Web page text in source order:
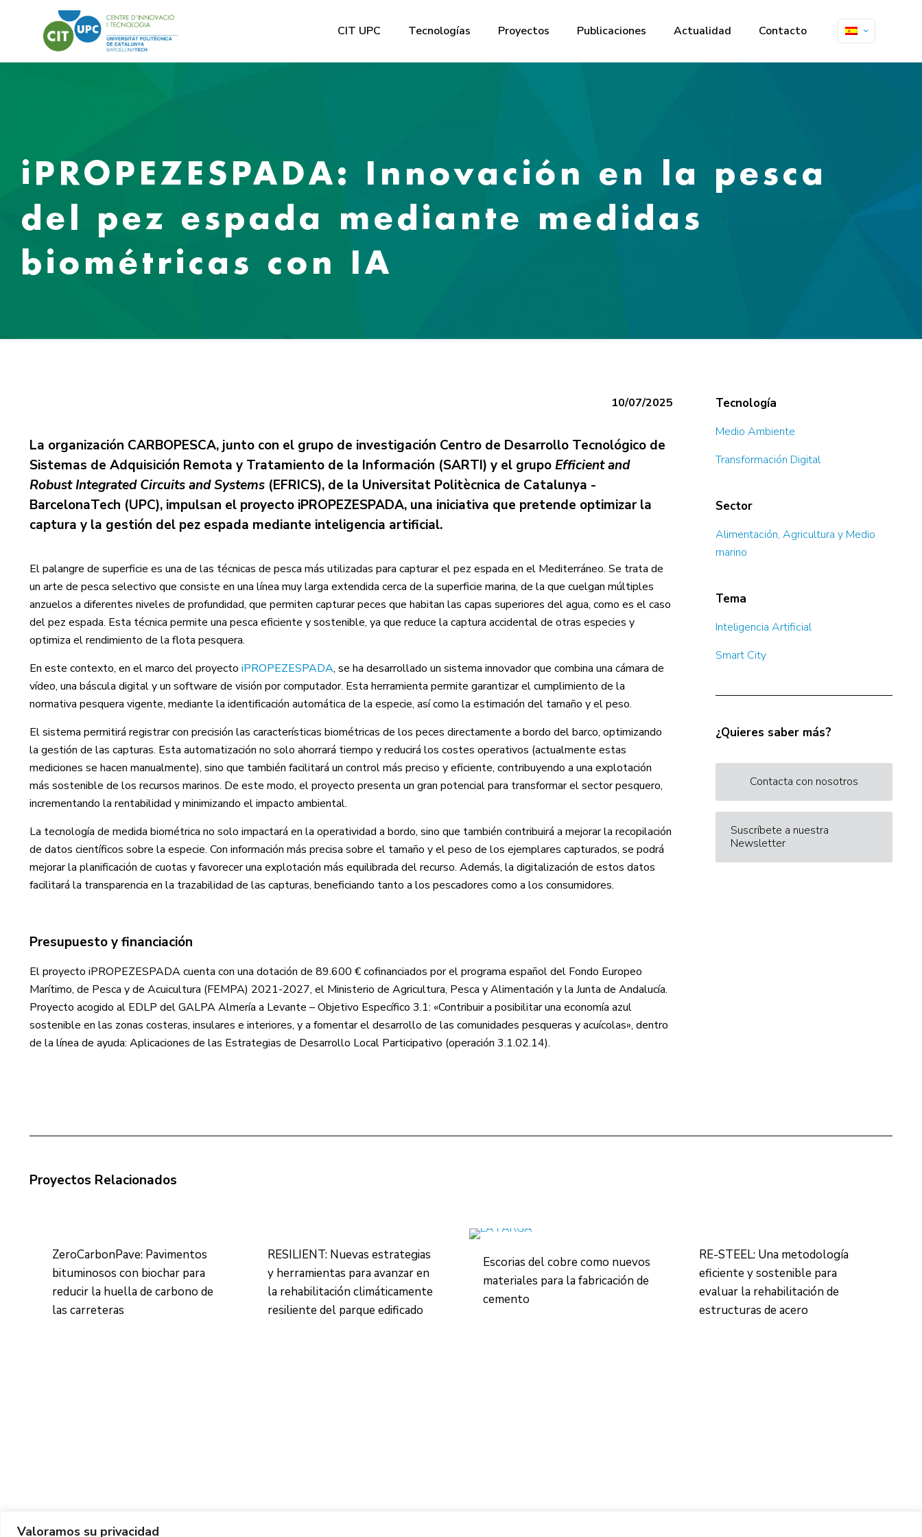
Valoramos su privacidad
CIT UPC Tecnologías Proyectos Publicaciones Actualidad Contacto
iPROPEZESPADA: Innovación en la pesca
del pez espada mediante medidas
biométricas con IA
10/07/2025
La organización CARBOPESCA, junto con el grupo de investigación Centro de Desarrollo Tecnológico de
Sistemas de Adquisición Remota y Tratamiento de la Información (SARTI) y el grupoEfficient and
Robust Integrated Circuits and Systems (EFRICS), de la Universitat Politècnica de Catalunya -
BarcelonaTech (UPC), impulsan el proyecto iPROPEZESPADA, una iniciativa que pretende optimizar la
captura y la gestión del pez espada mediante inteligencia artificial.
El palangre de superficie es una de las técnicas de pesca más utilizadas para capturar el pez espada en el Mediterráneo. Se trata de
un arte de pesca selectivo que consiste en una línea muy larga extendida cerca de la superficie marina, de la que cuelgan múltiples
anzuelos a diferentes niveles de profundidad, que permiten capturar peces que habitan las capas superiores del agua, como es el caso
del pez espada. Esta técnica permite una pesca eficiente y sostenible, ya que reduce la captura accidental de otras especies y
optimiza el rendimiento de la flota pesquera.
En este contexto, en el marco del proyecto iPROPEZESPADA, se ha desarrollado un sistema innovador que combina una cámara de
vídeo, una báscula digital y un software de visión por computador. Esta herramienta permite garantizar el cumplimiento de la
normativa pesquera vigente, mediante la identificación automática de la especie, así como la estimación del tamaño y el peso.
El sistema permitirá registrar con precisión las características biométricas de los peces directamente a bordo del barco, optimizando
la gestión de las capturas. Esta automatización no solo ahorrará tiempo y reducirá los costes operativos (actualmente estas
mediciones se hacen manualmente), sino que también facilitará un control más preciso y eficiente, contribuyendo a una explotación
más sostenible de los recursos marinos. De este modo, el proyecto presenta un gran potencial para transformar el sector pesquero,
incrementando la rentabilidad y minimizando el impacto ambiental.
La tecnología de medida biométrica no solo impactará en la operatividad a bordo, sino que también contribuirá a mejorar la recopilación
de datos científicos sobre la especie. Con información más precisa sobre el tamaño y el peso de los ejemplares capturados, se podrá
mejorar la planificación de cuotas y favorecer una explotación más equilibrada del recurso. Además, la digitalización de estos datos
facilitará la transparencia en la trazabilidad de las capturas, beneficiando tanto a los pescadores como a los consumidores.
Presupuesto y financiación
El proyecto iPROPEZESPADA cuenta con una dotación de 89.600 € cofinanciados por el programa español del Fondo Europeo
Marítimo, de Pesca y de Acuicultura (FEMPA) 2021-2027, el Ministerio de Agricultura, Pesca y Alimentación y la Junta de Andalucía.
Proyecto acogido al EDLP del GALPA Almería a Levante – Objetivo Específico 3.1: «Contribuir a posibilitar una economía azul
sostenible en las zonas costeras, insulares e interiores, y a fomentar el desarrollo de las comunidades pesqueras y acuícolas», dentro
de la línea de ayuda: Aplicaciones de las Estrategias de Desarrollo Local Participativo (operación 3.1.02.14).
Tecnología
Medio Ambiente
Transformación Digital
Sector
Alimentación, Agricultura y Medio
marino
Tema
Inteligencia Artificial
Smart City
¿Quieres saber más?
Contacta con nosotros
Suscríbete a nuestra
Newsletter
Proyectos Relacionados
ZeroCarbonPave: Pavimentos
bituminosos con biochar para
reducir la huella de carbono de
las carreteras
RESILIENT: Nuevas estrategias
y herramientas para avanzar en
la rehabilitación climáticamente
resiliente del parque edificado
Escorias del cobre como nuevos
materiales para la fabricación de
cemento
RE-STEEL: Una metodología
eficiente y sostenible para
evaluar la rehabilitación de
estructuras de acero